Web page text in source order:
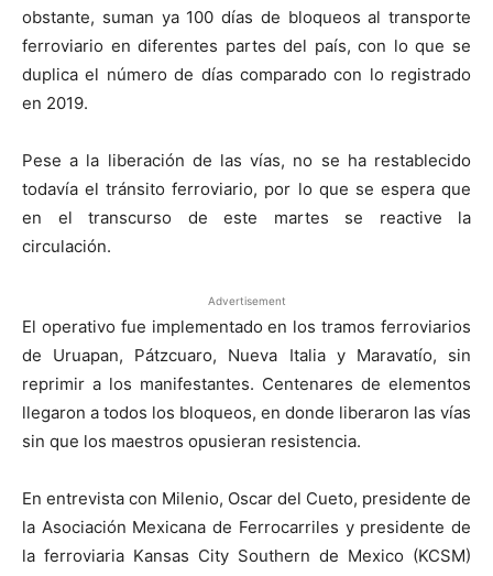
obstante, suman ya 100 días de bloqueos al transporte
ferroviario en diferentes partes del país, con lo que se
duplica el número de días comparado con lo registrado
en 2019.
Pese a la liberación de las vías, no se ha restablecido
todavía el tránsito ferroviario, por lo que se espera que
en el transcurso de este martes se reactive la
circulación.
Advertisement
El operativo fue implementado en los tramos ferroviarios
de Uruapan, Pátzcuaro, Nueva Italia y Maravatío, sin
reprimir a los manifestantes. Centenares de elementos
llegaron a todos los bloqueos, en donde liberaron las vías
sin que los maestros opusieran resistencia.
En entrevista con Milenio, Oscar del Cueto, presidente de
la Asociación Mexicana de Ferrocarriles y presidente de
la ferroviaria Kansas City Southern de Mexico (KCSM)